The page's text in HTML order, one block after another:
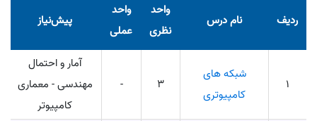
ردیف نام درس
واحد
نظری
واحد
عملی
پیش‌نیاز
1
شبکه های
کامپیوتری
3
-
آمار و احتمال
مهندسی - معماری
کامپیوتر